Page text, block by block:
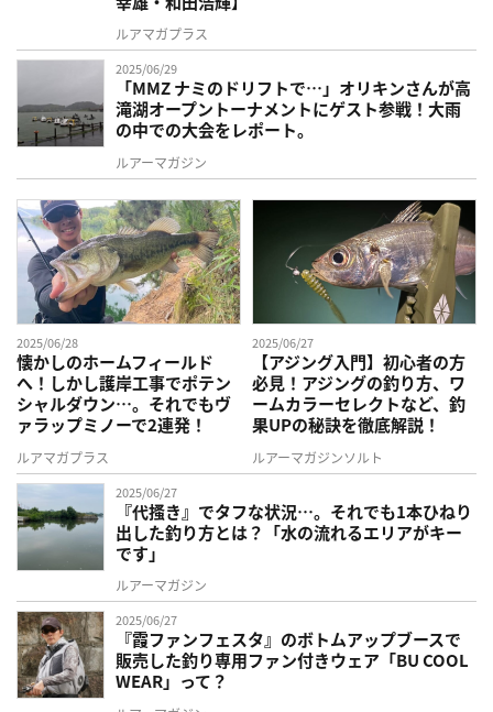
ルアマガプラス
2025/06/29
「MMZ ナミのドリフトで…」オリキンさんが高
滝湖オープントーナメントにゲスト参戦！大雨
の中での大会をレポート。
ルアーマガジン
2025/06/28
懐かしのホームフィールド
へ！しかし護岸工事でポテン
シャルダウン…。それでもヴ
ァラップミノーで2連発！
ルアマガプラス
2025/06/27
【アジング入門】初心者の方
必見！アジングの釣り方、ワ
ームカラーセレクトなど、釣
果UPの秘訣を徹底解説！
ルアーマガジンソルト
2025/06/27
『代搔き』でタフな状況…。それでも1本ひねり
出した釣り方とは？「水の流れるエリアがキー
です」
ルアーマガジン
2025/06/27
『霞ファンフェスタ』のボトムアップブースで
販売した釣り専用ファン付きウェア「BU COOL
WEAR」って？